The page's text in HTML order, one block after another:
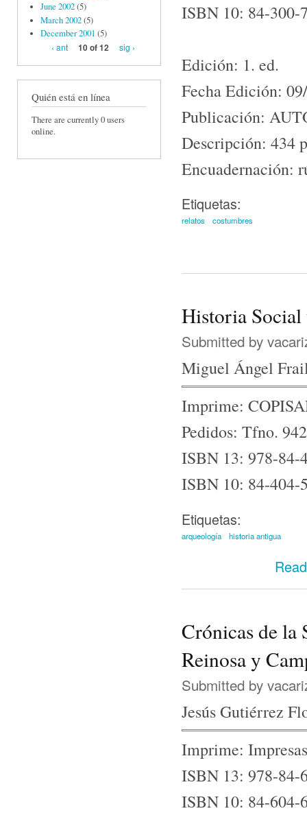
June 2002(5)
March 2002(5)
December 2001 (5)
‹ ant
10 of 12 sig ›
Quién está en línea
There are currently 0 users
online.
ISBN 10: 84-300-
Edición: 1. ed.
Fecha Edición:
Publicación:
Descripción: 434
Encuadernación:
Etiquetas:
relatos costumbres
Historia Social
Submitted by
Miguel Ángel
Imprime:
Pedidos: Tfno.
ISBN 13: 978-84-
ISBN 10: 84-404-
Etiquetas:
arqueología historia antigua
Crónicas de la
Reinosa y
Submitted by
Jesús Gutiérrez
Imprime:
ISBN 13: 978-84-
ISBN 10: 84-